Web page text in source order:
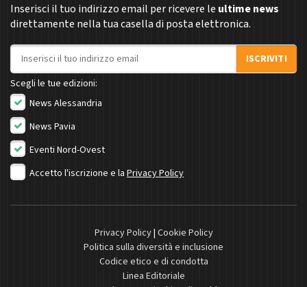
Inserisci il tuo indirizzo email per ricevere le ultime news
direttamente nella tua casella di posta elettronica.
Indirizzo email
ISCRIVITI
Scegli le tue edizioni:
News Alessandria
News Pavia
Eventi Nord-Ovest
Accetto l'iscrizione e la Privacy Policy
Privacy Policy| Cookie Policy
Politica sulla diversità e inclusione
Codice etico e di condotta
Linea Editoriale